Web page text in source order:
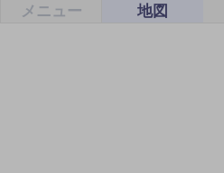
メニュー 地図